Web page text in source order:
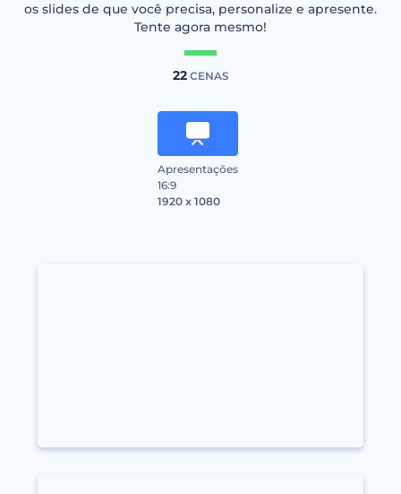
os slides de que você precisa, personalize e apresente.
Tente agora mesmo!
22CENAS
Apresentações
16:9
1920 x 1080